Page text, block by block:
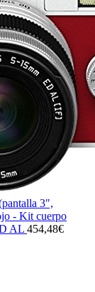
3",
- Kit cuerpo
AL 454,48€